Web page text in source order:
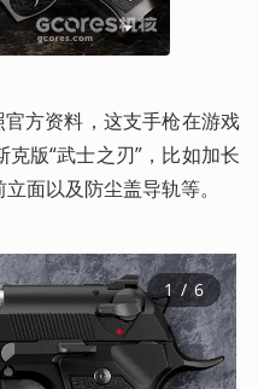
方资料，这支手枪在游戏
版“武士之刃”，比如加长
面以及防尘盖导轨等。
1 / 6